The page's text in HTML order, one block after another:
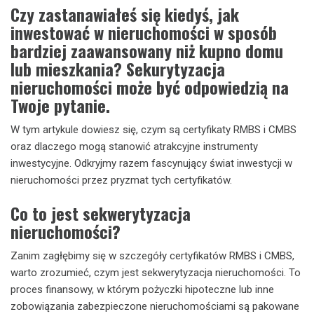
Czy zastanawiałeś się kiedyś, jak
inwestować w nieruchomości w sposób
bardziej zaawansowany niż kupno domu
lub mieszkania? Sekurytyzacja
nieruchomości może być odpowiedzią na
Twoje pytanie.
W tym artykule dowiesz się, czym są certyfikaty RMBS i CMBS
oraz dlaczego mogą stanowić atrakcyjne instrumenty
inwestycyjne. Odkryjmy razem fascynujący świat inwestycji w
nieruchomości przez pryzmat tych certyfikatów.
Co to jest sekwerytyzacja
nieruchomości?
Zanim zagłębimy się w szczegóły certyfikatów RMBS i CMBS,
warto zrozumieć, czym jest sekwerytyzacja nieruchomości. To
proces finansowy, w którym pożyczki hipoteczne lub inne
zobowiązania zabezpieczone nieruchomościami są pakowane